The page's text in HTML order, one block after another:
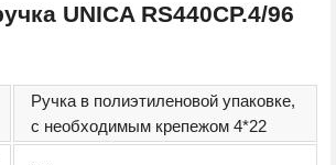
UNICA RS440CP.4/96
Ручка в полиэтиленовой упаковке,
с необходимым крепежом 4*22